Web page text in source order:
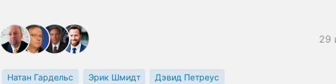
Натан Гардельс Эрик Шмидт Дэвид Петреус
29